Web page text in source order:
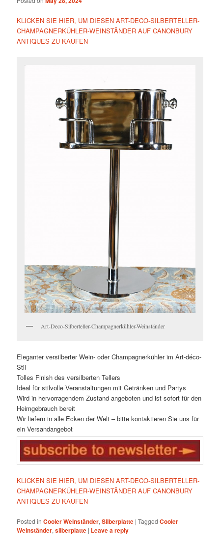
KLICKEN SIE HIER, UM DIESEN ART-DECO-SILBERTELLER-
CHAMPAGNERKÜHLER-WEINSTÄNDER AUF CANONBURY
ANTIQUES ZU KAUFEN
Art-Deco-Silberteller-Champagnerkühler-Weinständer
Eleganter versilberter Wein- oder Champagnerkühler im Art-déco-
Stil
Tolles Finish des versilberten Tellers
Ideal für stilvolle Veranstaltungen mit Getränken und Partys
Wird in hervorragendem Zustand angeboten und ist sofort für den
Heimgebrauch bereit
Wir liefern in alle Ecken der Welt – bitte kontaktieren Sie uns für
ein Versandangebot
KLICKEN SIE HIER, UM DIESEN ART-DECO-SILBERTELLER-
CHAMPAGNERKÜHLER-WEINSTÄNDER AUF CANONBURY
ANTIQUES ZU KAUFEN
Posted in Cooler Weinständer,Silberplatte |Tagged Cooler
Weinständer,silberplatte | Leave a reply